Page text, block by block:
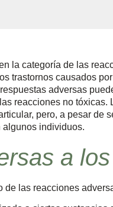
la categoría de las
trastornos causados
adversas
reacciones no tóxicas.
pero, a pesar de
algunos individuos.
a
de las reacciones